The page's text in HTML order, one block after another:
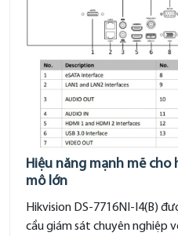
Hiệu năng mạnh mẽ
mô lớn
Hikvision DS-7716NI-I4(B)
cầu giám sát chuyên nghiệp